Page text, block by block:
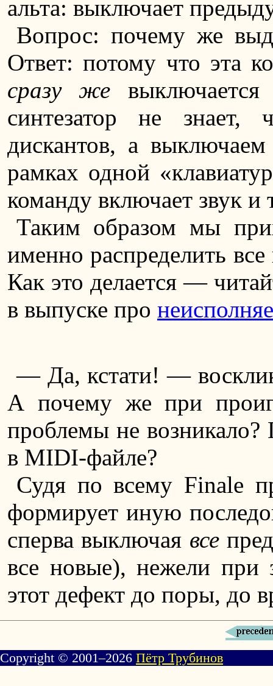
альта: выключает
Вопрос: почему же
Ответ: потому что эта
сразу же
синтезатор не
дискантов, а
рамках одной
команду включает звук и
Таким образом мы
именно распределить
Как это делается —
в выпуске про
— Да, кстати! —
А почему же при
проблемы не
в MIDI-файле?
Судя по всему Finale
формирует иную
сперва выключая все
все новые), нежели
этот дефект до поры, до
Copyright © 2001–2026 Пётр Трубинов